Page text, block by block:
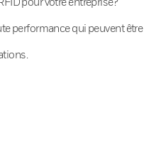
performance qui peuvent être